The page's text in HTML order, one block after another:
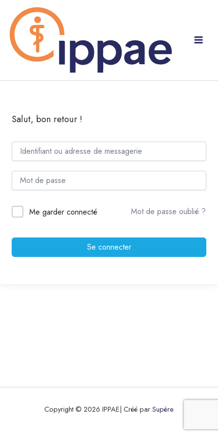
contenu
Salut, bon retour !
Me garder connecté Mot de passe oublié ?
Se connecter
Copyright © 2026 IPPAE| Créé parSupère